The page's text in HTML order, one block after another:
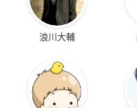
浪川大輔